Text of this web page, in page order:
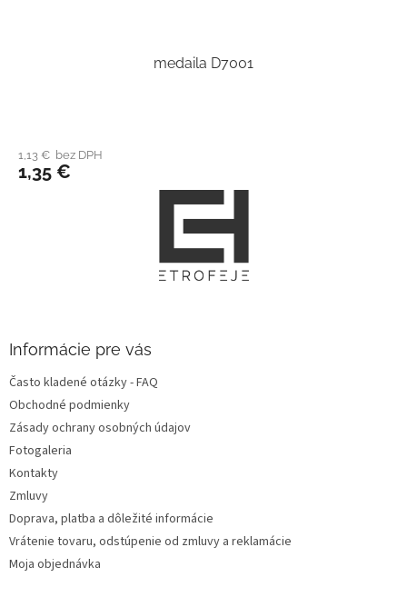
medaila D7001
1,13 € bez DPH
1,35 €
Informácie pre vás
Často kladené otázky - FAQ
Obchodné podmienky
Zásady ochrany osobných údajov
Fotogaleria
Kontakty
Zmluvy
Doprava, platba a dôležité informácie
Vrátenie tovaru, odstúpenie od zmluvy a reklamácie
Moja objednávka